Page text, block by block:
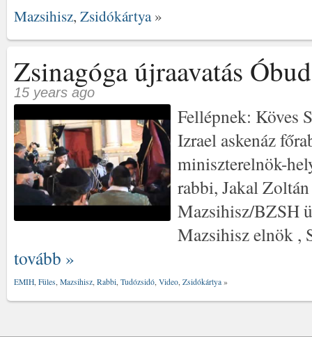
Mazsihisz, Zsidókártya»
Zsinagóga újraavatás
15 years ago
Fellépnek: Köves
Izrael askenáz
miniszterelnök-
rabbi, Jakal
Mazsihisz/BZSH
Mazsihisz elnök ,
tovább »
EMIH Füles Mazsihisz Rabbi Tudózsidó Video Zsidókártya »